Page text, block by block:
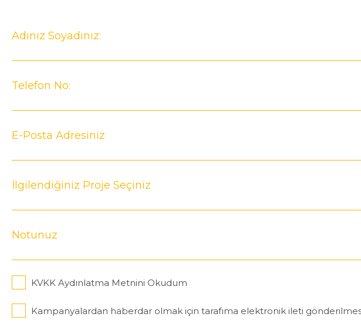
KVKK Aydınlatma Metnini Okudum
Kampanyalardan haberdar olmak için tarafıma elektronik ileti